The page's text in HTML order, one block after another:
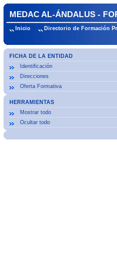
MEDAC AL-ÁNDALUS -
Inicio Directorio de Formación
FICHA DE LA ENTIDAD
Identificación
Direcciones
Oferta Formativa
HERRAMIENTAS
Mostrar todo
Ocultar todo